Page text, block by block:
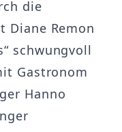
die
Diane Remon
schwungvoll
Gastronom
Hanno